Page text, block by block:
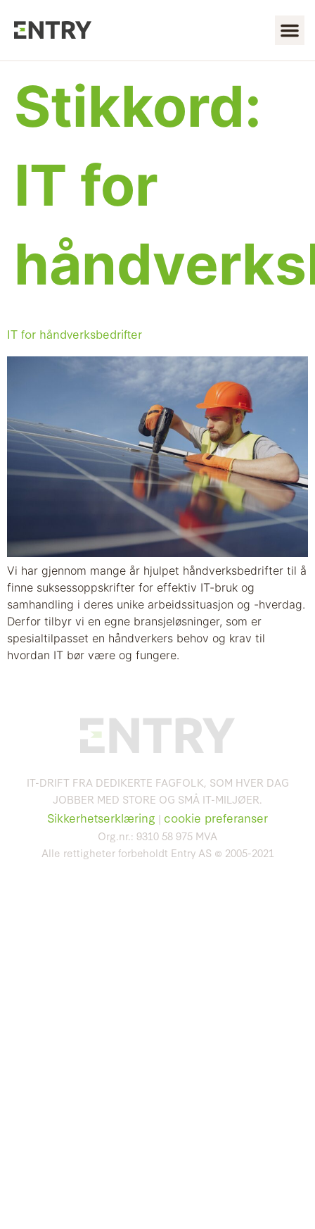
Stikkord:
IT for
IT for håndverksbedrifter
Vi har gjennom mange år hjulpet håndverksbedrifter til å
finne suksessoppskrifter for effektiv IT-bruk og
samhandling i deres unike arbeidssituasjon og -hverdag.
Derfor tilbyr vi en egne bransjeløsninger, som er
spesialtilpasset en håndverkers behov og krav til
hvordan IT bør være og fungere.
IT-DRIFT FRA DEDIKERTE FAGFOLK, SOM HVER DAG
JOBBER MED STORE OG SMÅ IT-MILJØER.
Sikkerhetserklæring | cookie preferanser
Org.nr.: 9310 58 975 MVA
Alle rettigheter forbeholdt Entry AS © 2005-2021